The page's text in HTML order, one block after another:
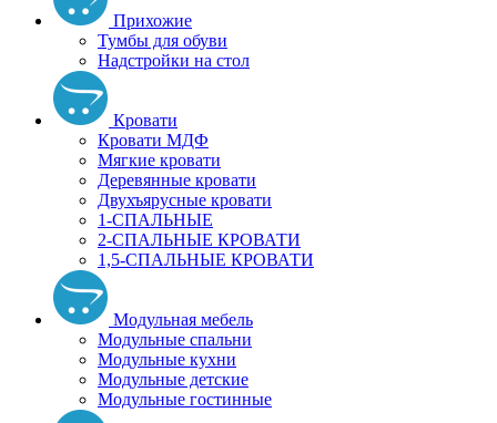
Прихожие
Тумбы для обуви
Надстройки на стол
Кровати
Кровати МДФ
Мягкие кровати
Деревянные кровати
Двухъярусные кровати
1-СПАЛЬНЫЕ
2-СПАЛЬНЫЕ КРОВАТИ
1,5-СПАЛЬНЫЕ КРОВАТИ
Модульная мебель
Модульные спальни
Модульные кухни
Модульные детские
Модульные гостинные